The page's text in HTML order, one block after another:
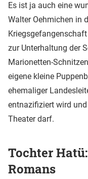
Es ist ja auch eine
Walter Oehmichen in
zur Unterhaltung der
Marionetten-
eigene kleine
ehemaliger
entnazifiziert wird
Theater darf.
Tochter
Romans